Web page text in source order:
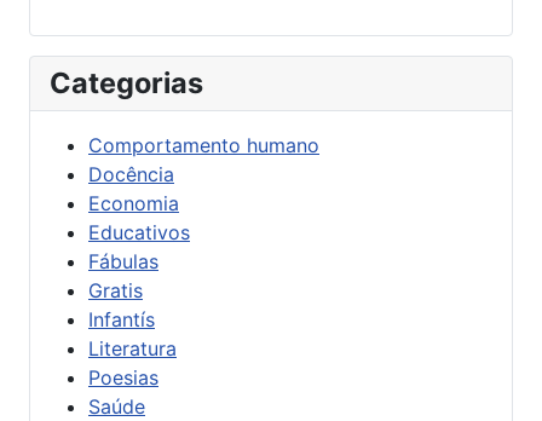
Categorias
Comportamento humano
Docência
Economia
Educativos
Fábulas
Gratis
Infantís
Literatura
Poesias
Saúde